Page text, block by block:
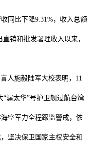
同比下降9.31%，收入总额
销和批发署理收入以来，
施毅陆军大校表明，11
“渥太华”号护卫舰过航台湾
空军力全程跟监警戒，依
坚决保卫国家主权安全和